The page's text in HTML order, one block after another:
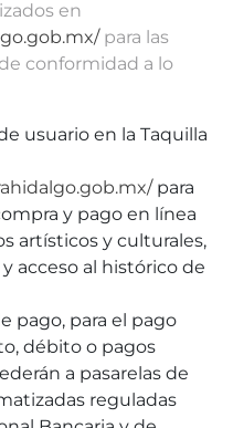
en
para las
conformidad a lo
usuario en la Taquilla
para
y pago en línea
artísticos y culturales,
acceso al histórico de
pago, para el pago
débito o pagos
a pasarelas de
reguladas